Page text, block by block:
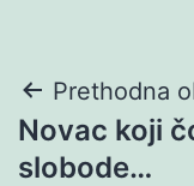
objava
Prethodna
Novac koji
slobode…